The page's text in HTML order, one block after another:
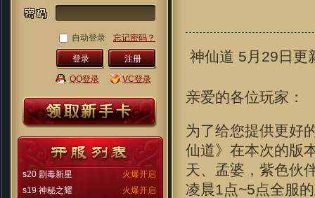
自动登录 忘记密码？
注册
QQ登录 VC登录
火爆开启
s20 剧毒新星
火爆开启
s19 神秘之耀
神仙道 5月29日更
亲爱的各位玩家：
为了给您提供更好
仙道》在本次的版
天、孟婆，紫色伙
凌晨1点~5点全服